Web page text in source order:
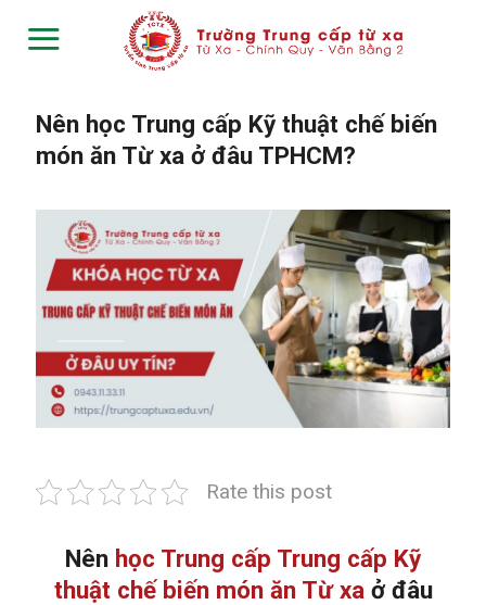
Nên học Trung cấp Kỹ thuật chế biến
món ăn Từ xa ở đâu TPHCM?
Rate this post
Nên học Trung cấp Trung cấp Kỹ
thuật chế biến món ăn Từ xa ở đâu